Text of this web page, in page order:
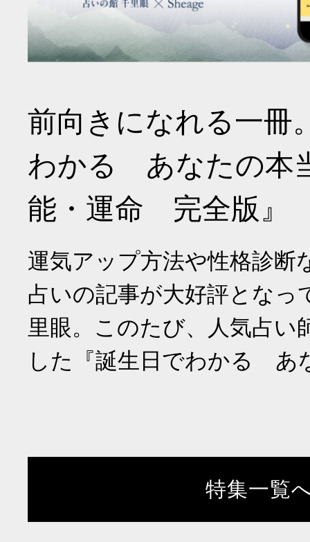
前向きになれる一冊
わかる あなたの本
能・運命 完全版』
運気アップ方法や性格診断
占いの記事が大好評となっ
里眼。このたび、人気占い
した『誕生日でわかる あ
特集一覧